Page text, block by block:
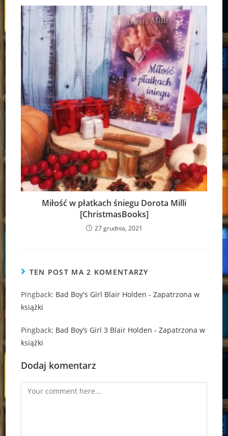
Miłość w płatkach śniegu Dorota Milli
[ChristmasBooks]
27 grudnia, 2021
TEN POST MA 2 KOMENTARZY
Pingback: Bad Boy's Girl Blair Holden - Zapatrzona w
książki
Pingback: Bad Boy’s Girl 3 Blair Holden - Zapatrzona w
książki
Dodaj komentarz
Comment